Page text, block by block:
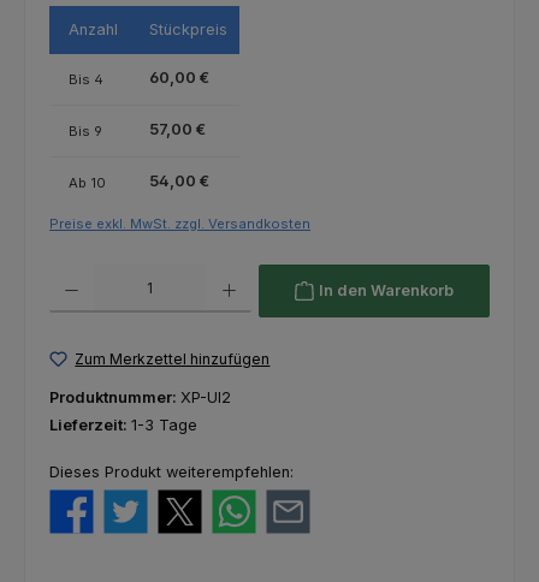
Anzahl Stückpreis
Bis 4 60,00 €
Bis 9 57,00 €
Ab 10 54,00 €
Preise exkl. MwSt. zzgl. Versandkosten
In den Warenkorb
Zum Merkzettel hinzufügen
Produktnummer: XP-UI2
Lieferzeit: 1-3 Tage
Dieses Produkt weiterempfehlen: